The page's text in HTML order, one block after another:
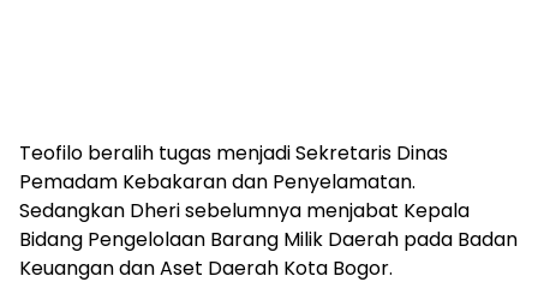
Teofilo beralih tugas menjadi Sekretaris Dinas
Pemadam Kebakaran dan Penyelamatan.
Sedangkan Dheri sebelumnya menjabat Kepala
Bidang Pengelolaan Barang Milik Daerah pada Badan
Keuangan dan Aset Daerah Kota Bogor.